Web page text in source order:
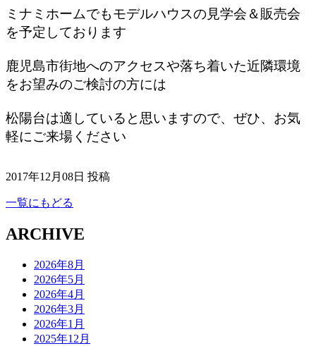
ミナミホームでもモデルハウスの見学会＆販売会
を予定しております
鹿児島市街地へのアクセスや落ち着いた近隣環境
をお望みのご検討の方には
松陽台は適していると思いますので、 ぜひ、お気
軽にご来場ください
2017年12月08日 投稿
一覧にもどる
ARCHIVE
2026年8月
2026年5月
2026年4月
2026年3月
2026年1月
2025年12月